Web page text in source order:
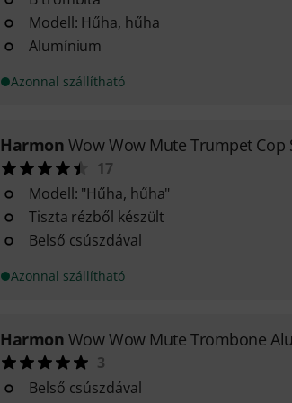
Modell: Hűha, hűha
Alumínium
Azonnal szállítható
Harmon Wow Wow Mute Trumpet Cop
17
Modell: "Hűha, hűha"
Tiszta rézből készült
Belső csúszdával
Azonnal szállítható
Harmon Wow Wow Mute Trombone Alu
3
Belső csúszdával